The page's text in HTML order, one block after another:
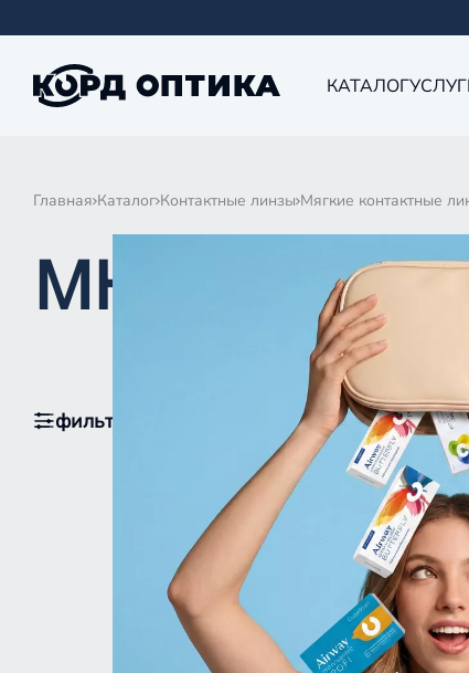
КАТАЛОГ
Главная Каталог Контактные линзы Мягкие контактные
МКЛ
фильтры